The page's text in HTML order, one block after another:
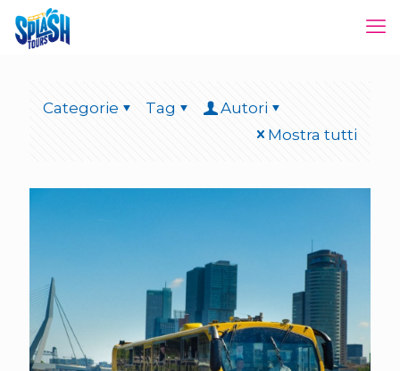
Categorie Tag
Autori
Mostra tutti